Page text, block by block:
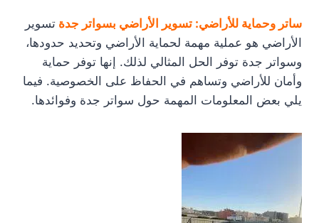
ساتر وحماية للأراضي: تسوير الأراضي بسواتر جدة تسوير
الأراضي هو عملية مهمة لحماية الأراضي وتحديد حدودها،
وسواتر جدة توفر الحل المثالي لذلك. إنها توفر حماية
وأمان للأراضي وتساهم في الحفاظ على الخصوصية. فيما
يلي بعض المعلومات المهمة حول سواتر جدة وفوائدها.